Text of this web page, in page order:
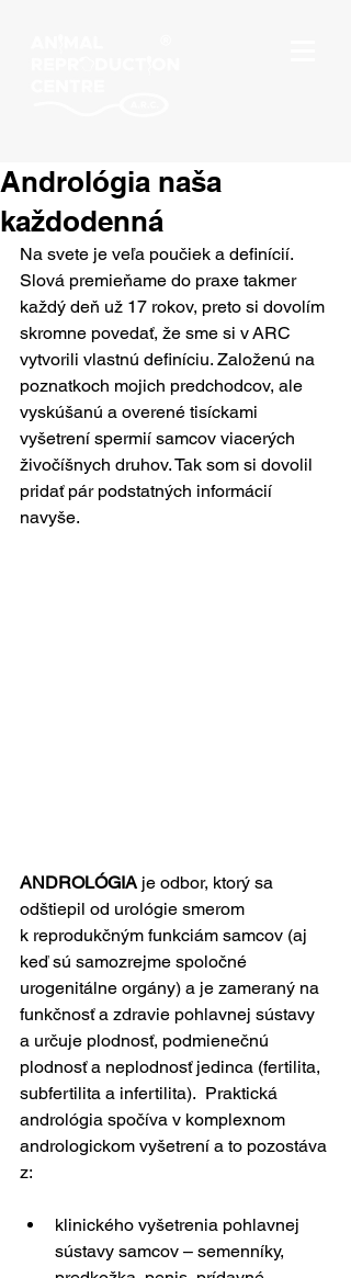
Andrológia naša
každodenná
Na svete je veľa poučiek a definícií.
Slová premieňame do praxe takmer
každý deň už 17 rokov, preto si dovolím
skromne povedať, že sme si v ARC
vytvorili vlastnú definíciu. Založenú na
poznatkoch mojich predchodcov, ale
vyskúšanú a overené tisíckami
vyšetrení spermií samcov viacerých
živočíšnych druhov. Tak som si dovolil
pridať pár podstatných informácií
navyše.
ANDROLÓGIA je odbor, ktorý sa
odštiepil od urológie smerom
k reprodukčným funkciám samcov (aj
keď sú samozrejme spoločné
urogenitálne orgány) a je zameraný na
funkčnosť a zdravie pohlavnej sústavy
a určuje plodnosť, podmienečnú
plodnosť a neplodnosť jedinca (fertilita,
subfertilita a infertilita).  Praktická
andrológia spočíva v komplexnom
andrologickom vyšetrení a to pozostáva
z:
klinického vyšetrenia pohlavnej
sústavy samcov – semenníky,